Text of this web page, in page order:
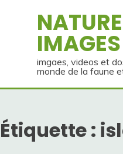
IMAGES
imgaes, videos et
monde de la faune
Étiquette :